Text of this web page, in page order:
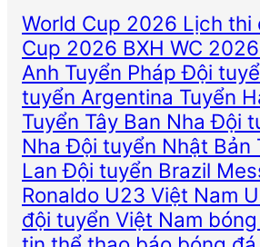
World Cup 2026 Lịch thi
Cup 2026 BXH WC 2026
Anh Tuyển Pháp Đội
tuyển Argentina Tuyển
Tuyển Tây Ban Nha Đội
Nha Đội tuyển Nhật Bản
Lan Đội tuyển Brazil
Ronaldo U23 Việt Nam
đội tuyển Việt Nam